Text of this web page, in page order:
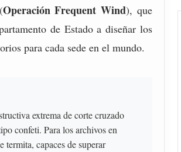
Operación Frequent Wind), que
de Estado a diseñar los
para cada sede en el mundo.
extrema de corte cruzado
confeti. Para los archivos en
termita, capaces de superar